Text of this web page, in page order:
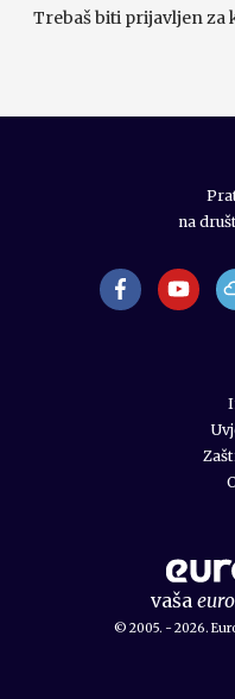
Trebaš biti prijavljen za
vaša
© 2005. - 2026.
na